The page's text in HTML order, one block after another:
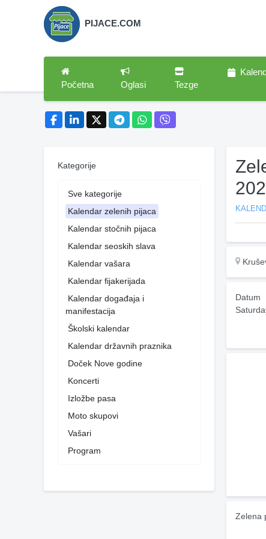
PIJACE.COM
Početna Oglasi Tezge
Kategorije
Sve kategorije
Kalendar zelenih pijaca
Kalendar stočnih pijaca
Kalendar seoskih slava
Kalendar vašara
Kalendar fijakerijada
Kalendar događaja i
manifestacija
Školski kalendar
Kalendar državnih praznika
Doček Nove godine
Koncerti
Izložbe pasa
Moto skupovi
Vašari
Program
Datum
Zelena